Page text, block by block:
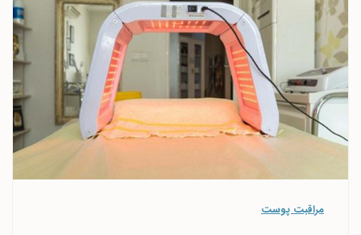
مراقبت پوست